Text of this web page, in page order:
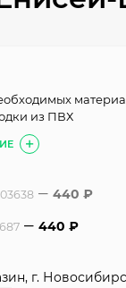
из ПВХ
440₽
440₽
г.